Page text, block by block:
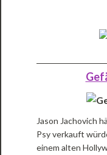
Jason Jachovich
Psy verkauft
einem alten